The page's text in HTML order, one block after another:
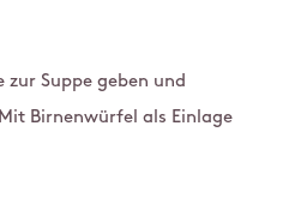
Suppe geben und
Birnenwürfel als Einlage